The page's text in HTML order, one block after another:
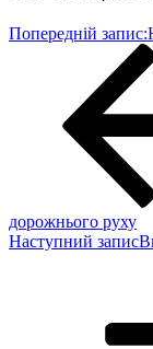
Попередній запис:
дорожнього руху
Наступний запис